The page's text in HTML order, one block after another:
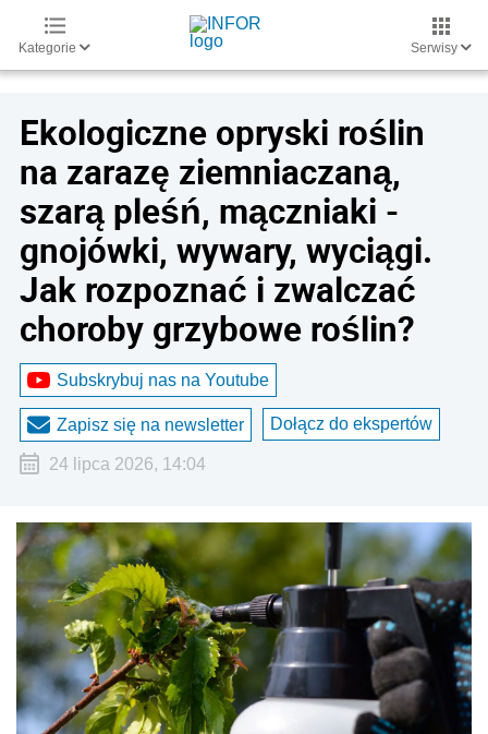
Kategorie Serwisy
Ekologiczne opryski roślin
na zarazę ziemniaczaną,
szarą pleśń, mączniaki -
gnojówki, wywary, wyciągi.
Jak rozpoznać i zwalczać
choroby grzybowe roślin?
Subskrybuj nas na Youtube
Zapisz się na newsletter Dołącz do ekspertów
24 lipca 2026, 14:04